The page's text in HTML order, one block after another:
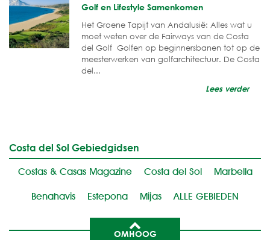
Golf en Lifestyle Samenkomen
Het Groene Tapijt van Andalusië: Alles wat u
moet weten over de Fairways van de Costa
del Golf Golfen op beginnersbanen tot op de
meesterwerken van golfarchitectuur. De Costa
del...
Lees verder
Costa del Sol Gebiedgidsen
Costas & Casas Magazine Costa del Sol Marbella
Benahavis Estepona Mijas ALLE GEBIEDEN
OMHOOG